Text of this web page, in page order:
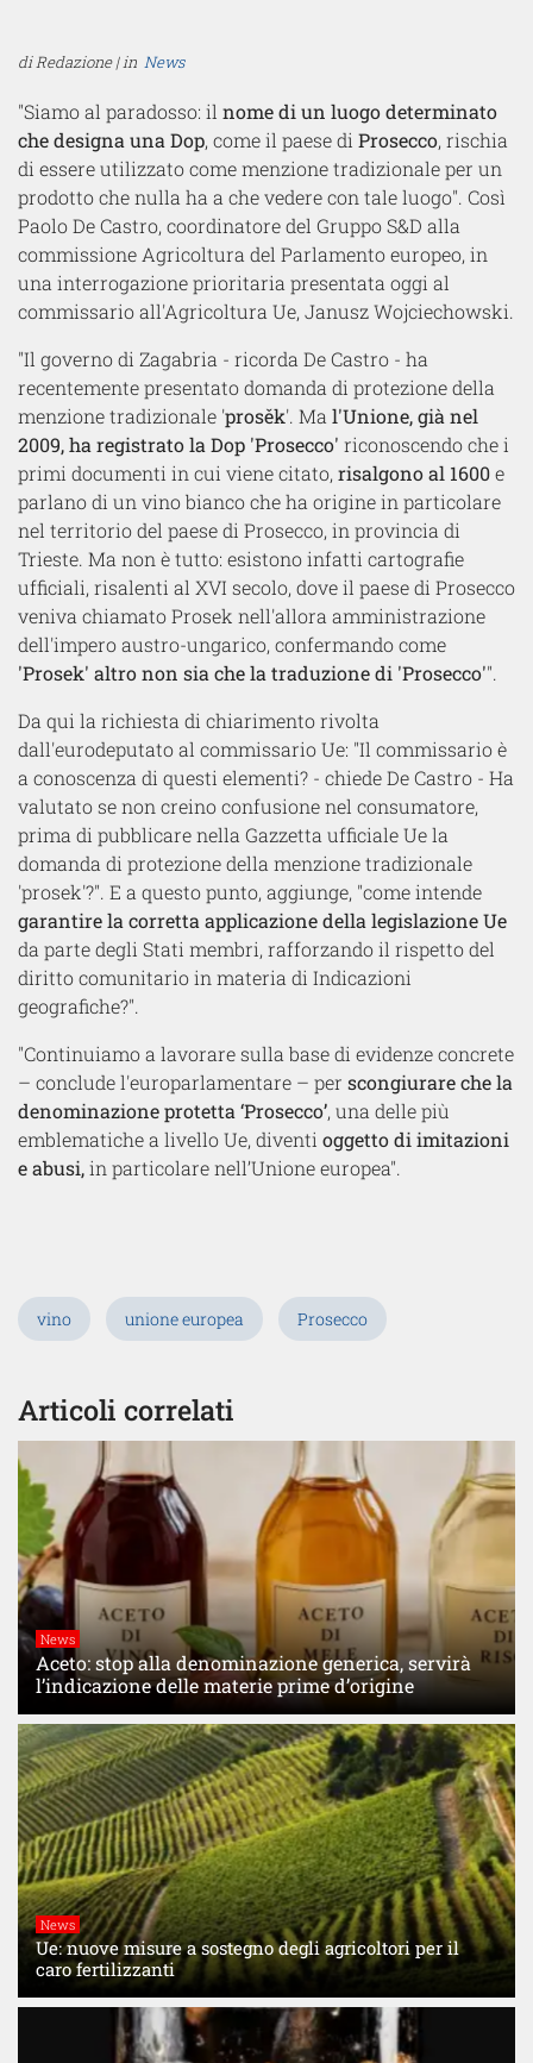
di Redazione | in News
"Siamo al paradosso: il nome di un luogo determinato
che designa una Dop, come il paese di Prosecco, rischia
di essere utilizzato come menzione tradizionale per un
prodotto che nulla ha a che vedere con tale luogo". Così
Paolo De Castro, coordinatore del Gruppo S&D alla
commissione Agricoltura del Parlamento europeo, in
una interrogazione prioritaria presentata oggi al
commissario all'Agricoltura Ue, Janusz Wojciechowski.
"Il governo di Zagabria - ricorda De Castro - ha
recentemente presentato domanda di protezione della
menzione tradizionale 'prosěk'. Ma l'Unione, già nel
2009, ha registrato la Dop 'Prosecco' riconoscendo che i
primi documenti in cui viene citato, risalgono al 1600e
parlano di un vino bianco che ha origine in particolare
nel territorio del paese di Prosecco, in provincia di
Trieste. Ma non è tutto: esistono infatti cartografie
ufficiali, risalenti al XVI secolo, dove il paese di Prosecco
veniva chiamato Prosek nell'allora amministrazione
dell'impero austro-ungarico, confermando come
'Prosek' altro non sia che la traduzione di 'Prosecco'".
Da qui la richiesta di chiarimento rivolta
dall'eurodeputato al commissario Ue: "Il commissario è
a conoscenza di questi elementi? - chiede De Castro - Ha
valutato se non creino confusione nel consumatore,
prima di pubblicare nella Gazzetta ufficiale Ue la
domanda di protezione della menzione tradizionale
'prosek'?". E a questo punto, aggiunge, "come intende
garantire la corretta applicazione della legislazione Ue
da parte degli Stati membri, rafforzando il rispetto del
diritto comunitario in materia di Indicazioni
geografiche?".
"Continuiamo a lavorare sulla base di evidenze concrete
– conclude l'europarlamentare – per scongiurare che la
denominazione protetta ‘Prosecco’, una delle più
emblematiche a livello Ue, diventi oggetto di imitazioni
e abusi,in particolare nell’Unione europea".
vino unione europea Prosecco
Articoli correlati
News
Aceto: stop alla denominazione generica, servirà
l’indicazione delle materie prime d’origine
News
Ue: nuove misure a sostegno degli agricoltori per il
caro fertilizzanti